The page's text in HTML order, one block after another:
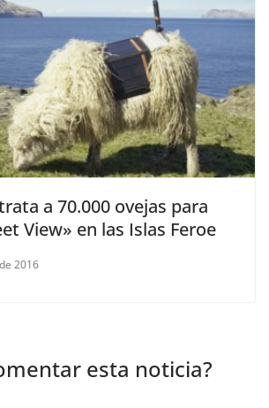
a 70.000 ovejas para
View» en las Islas Feroe
2016
esta noticia?